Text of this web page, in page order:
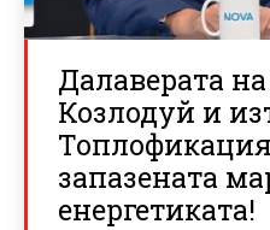
Далаверата
Козлодуй и
запазената
енергетиката!